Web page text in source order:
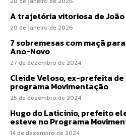
A trajetória vitoriosa de
20 de janeiro de 2026
7 sobremesas com maçã
Ano-Novo
27 de dezembro de 2024
Cleide Veloso, ex-prefeita de
programa Movimentação
25 de dezembro de 2024
Hugo do Laticínio, prefeito
esteve no Programa
14 de dezembro de 2024